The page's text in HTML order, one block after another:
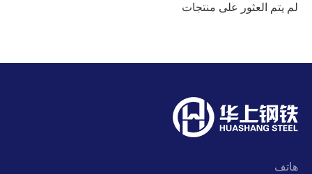
لم يتم العثور على منتجات
هاتف